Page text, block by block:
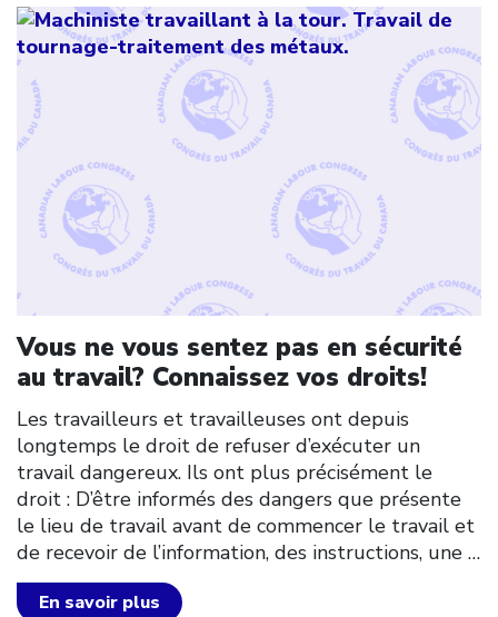
Vous ne vous sentez pas en sécurité
au travail? Connaissez vos droits!
Les travailleurs et travailleuses ont depuis
longtemps le droit de refuser d’exécuter un
travail dangereux. Ils ont plus précisément le
droit : D’être informés des dangers que présente
le lieu de travail avant de commencer le travail et
de recevoir de l’information, des instructions, une …
En savoir plus